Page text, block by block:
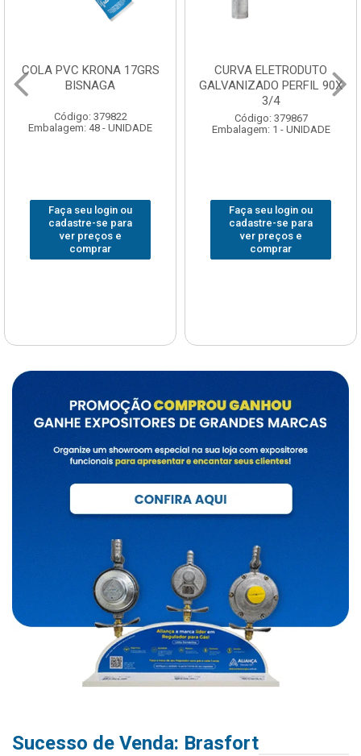
COLA PVC KRONA 17GRS
BISNAGA
Código: 379822
Embalagem: 48 - UNIDADE
Faça seu login ou
cadastre-se para
ver preços e
comprar
CURVA ELETRODUTO
GALVANIZADO PERFIL 90X
3/4
Código: 379867
Embalagem: 1 - UNIDADE
Faça seu login ou
cadastre-se para
ver preços e
comprar
Sucesso de Venda: Brasfort